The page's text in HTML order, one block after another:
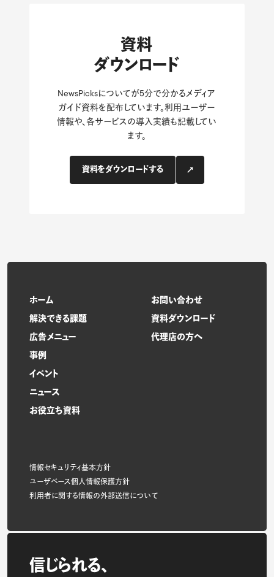
資料
ダウンロード
NewsPicksについてが5分で分かるメディア
ガイド資料を配布しています。利用ユーザー
情報や、各サービスの導入実績も記載してい
ます。
資料をダウンロードする
ホーム
解決できる課題
広告メニュー
事例
イベント
ニュース
お役立ち資料
お問い合わせ
資料ダウンロード
代理店の方へ
情報セキュリティ基本方針
ユーザベース個人情報保護方針
利用者に関する情報の外部送信について
信じられる、